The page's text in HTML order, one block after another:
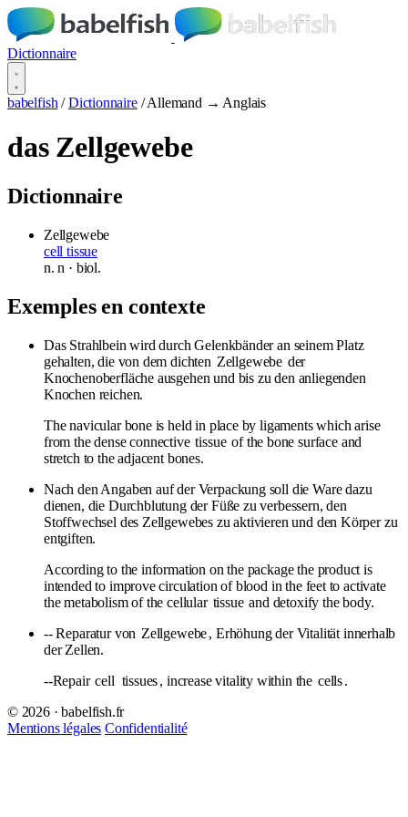
Dictionnaire
babelfish / Dictionnaire / Allemand → Anglais
das Zellgewebe
Dictionnaire
Zellgewebe
cell tissue
n.n · biol.
Exemples en contexte
Das Strahlbein wird durch Gelenkbänder an seinem Platz
gehalten, die von dem dichten Zellgewebe der
Knochenoberfläche ausgehen und bis zu den anliegenden
Knochen reichen.
The navicular bone is held in place by ligaments which arise
from the dense connective tissue of the bone surface and
stretch to the adjacent bones.
Nach den Angaben auf der Verpackung soll die Ware dazu
dienen, die Durchblutung der Füße zu verbessern, den
Stoffwechsel des Zellgewebes zu aktivieren und den Körper zu
entgiften.
According to the information on the package the product is
intended to improve circulation of blood in the feet to activate
the metabolism of the cellular tissue and detoxify the body.
-- Reparatur von Zellgewebe, Erhöhung der Vitalität innerhalb
der Zellen.
--Repair cell tissues, increase vitality within the cells.
© 2026 · babelfish.fr
Mentions légales Confidentialité